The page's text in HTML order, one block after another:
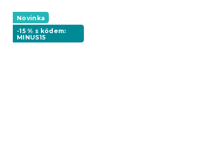
Novinka
-15 % s kódem:
MINUS15